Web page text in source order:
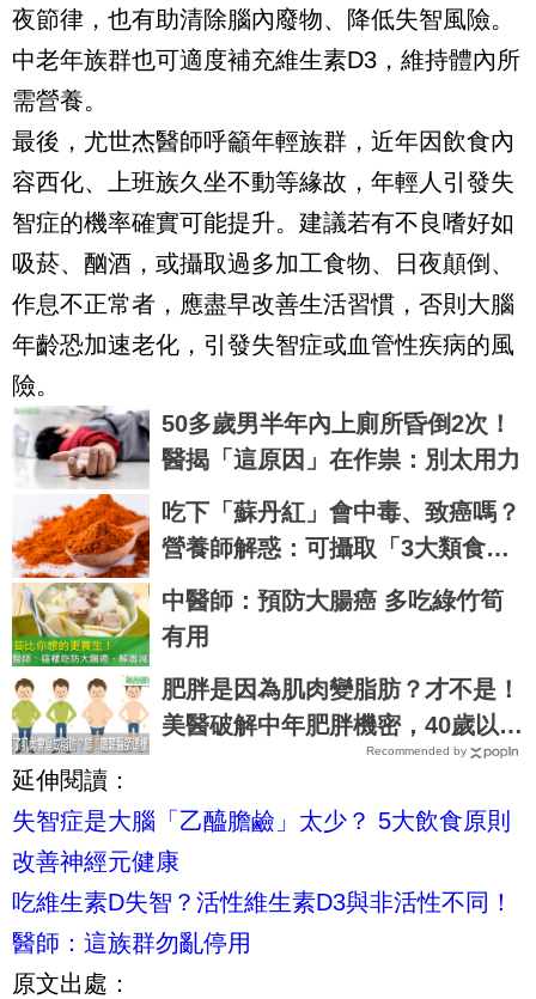
夜節律，也有助清除腦內廢物、降低失智風險。
中老年族群也可適度補充維生素D3，維持體內所
需營養。
最後，尤世杰醫師呼籲年輕族群，近年因飲食內
容西化、上班族久坐不動等緣故，年輕人引發失
智症的機率確實可能提升。建議若有不良嗜好如
吸菸、酗酒，或攝取過多加工食物、日夜顛倒、
作息不正常者，應盡早改善生活習慣，否則大腦
年齡恐加速老化，引發失智症或血管性疾病的風
險。
50多歲男半年內上廁所昏倒2次！
醫揭「這原因」在作祟：別太用力
吃下「蘇丹紅」會中毒、致癌嗎？
營養師解惑：可攝取「3大類食
物」幫助肝臟代謝
中醫師：預防大腸癌 多吃綠竹筍
有用
肥胖是因為肌肉變脂肪？才不是！
美醫破解中年肥胖機密，40歲以上
特別注意｜每日健康 Health
Recommended by
延伸閱讀：
失智症是大腦「乙醯膽鹼」太少？ 5大飲食原則
改善神經元健康
吃維生素D失智？活性維生素D3與非活性不同！
醫師：這族群勿亂停用
原文出處：